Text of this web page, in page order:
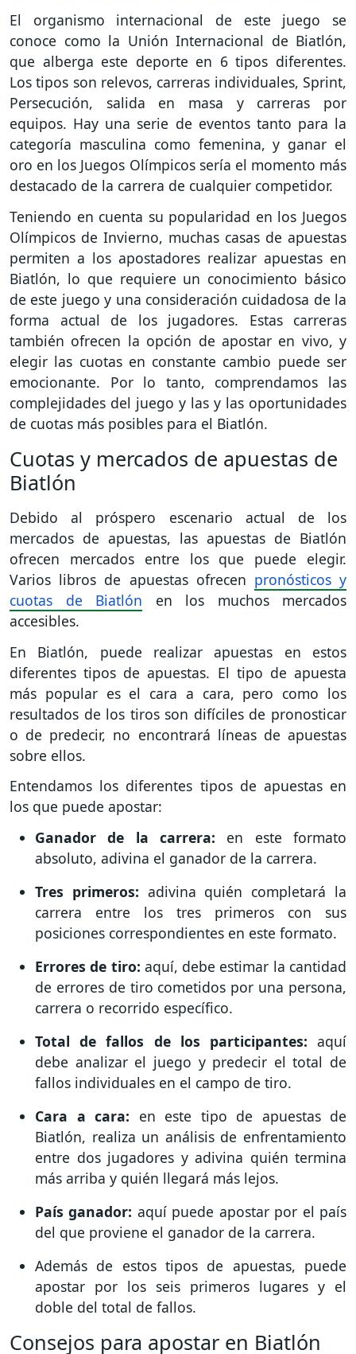
El organismo internacional de este juego se
conoce como la Unión Internacional de Biatlón,
que alberga este deporte en 6 tipos diferentes.
Los tipos son relevos, carreras individuales, Sprint,
Persecución, salida en masa y carreras por
equipos. Hay una serie de eventos tanto para la
categoría masculina como femenina, y ganar el
oro en los Juegos Olímpicos sería el momento más
destacado de la carrera de cualquier competidor.
Teniendo en cuenta su popularidad en los Juegos
Olímpicos de Invierno, muchas casas de apuestas
permiten a los apostadores realizar apuestas en
Biatlón, lo que requiere un conocimiento básico
de este juego y una consideración cuidadosa de la
forma actual de los jugadores. Estas carreras
también ofrecen la opción de apostar en vivo, y
elegir las cuotas en constante cambio puede ser
emocionante. Por lo tanto, comprendamos las
complejidades del juego y las y las oportunidades
de cuotas más posibles para el Biatlón.
Cuotas y mercados de apuestas de
Biatlón
Debido al próspero escenario actual de los
mercados de apuestas, las apuestas de Biatlón
ofrecen mercados entre los que puede elegir.
Varios libros de apuestas ofrecen pronósticos y
cuotas de Biatlón en los muchos mercados
accesibles.
En Biatlón, puede realizar apuestas en estos
diferentes tipos de apuestas. El tipo de apuesta
más popular es el cara a cara, pero como los
resultados de los tiros son difíciles de pronosticar
o de predecir, no encontrará líneas de apuestas
sobre ellos.
Entendamos los diferentes tipos de apuestas en
los que puede apostar:
Ganador de la carrera: en este formato
absoluto, adivina el ganador de la carrera.
Tres primeros: adivina quién completará la
carrera entre los tres primeros con sus
posiciones correspondientes en este formato.
Errores de tiro: aquí, debe estimar la cantidad
de errores de tiro cometidos por una persona,
carrera o recorrido específico.
Total de fallos de los participantes: aquí
debe analizar el juego y predecir el total de
fallos individuales en el campo de tiro.
Cara a cara: en este tipo de apuestas de
Biatlón, realiza un análisis de enfrentamiento
entre dos jugadores y adivina quién termina
más arriba y quién llegará más lejos.
País ganador: aquí puede apostar por el país
del que proviene el ganador de la carrera.
Además de estos tipos de apuestas, puede
apostar por los seis primeros lugares y el
doble del total de fallos.
Consejos para apostar en Biatlón